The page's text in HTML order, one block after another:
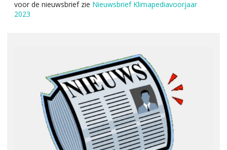
voor de nieuwsbrief zie Nieuwsbrief Klimapediavoorjaar
2023